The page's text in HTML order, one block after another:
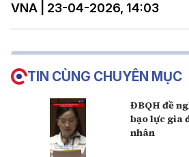
VNA | 23-04-2026, 14:03
TIN CÙNG CHUYÊN MỤC
ĐBQH đề
bạo lực gia
nhân